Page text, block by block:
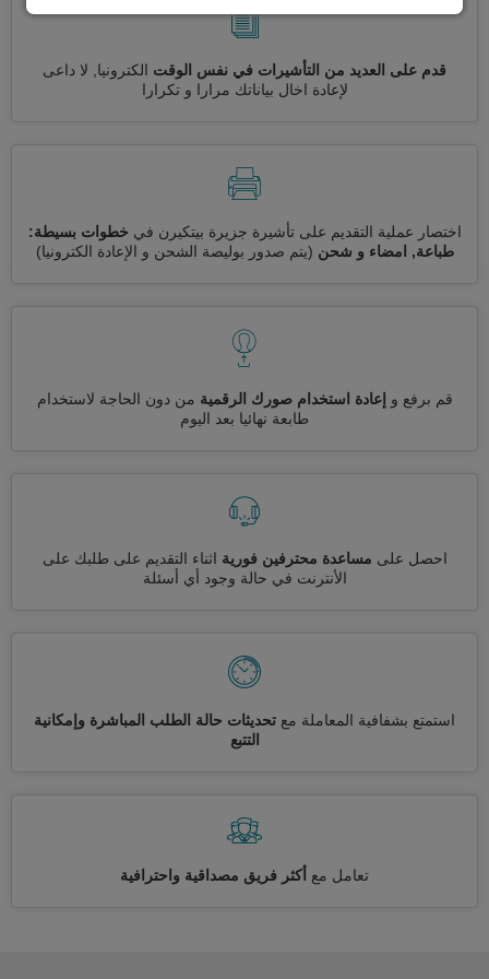
قدم على العديد من التأشيرات في نفس الوقت الكترونيا, لا داعى
لإعادة اخال بياناتك مرارا و تكرارا
اختصار عملية التقديم على تأشيرة جزيرة بيتكيرن في خطوات بسيطة:
طباعة, امضاء و شحن (يتم صدور بوليصة الشحن و الإعادة الكترونيا)
قم برفع و إعادة استخدام صورك الرقمية من دون الحاجة لاستخدام
طابعة نهائيا بعد اليوم
احصل على مساعدة محترفين فورية اثناء التقديم على طلبك على
الأنترنت في حالة وجود أي أسئلة
استمتع بشفافية المعاملة مع تحديثات حالة الطلب المباشرة وإمكانية
التتبع
تعامل مع أكثر فريق مصداقية واحترافية